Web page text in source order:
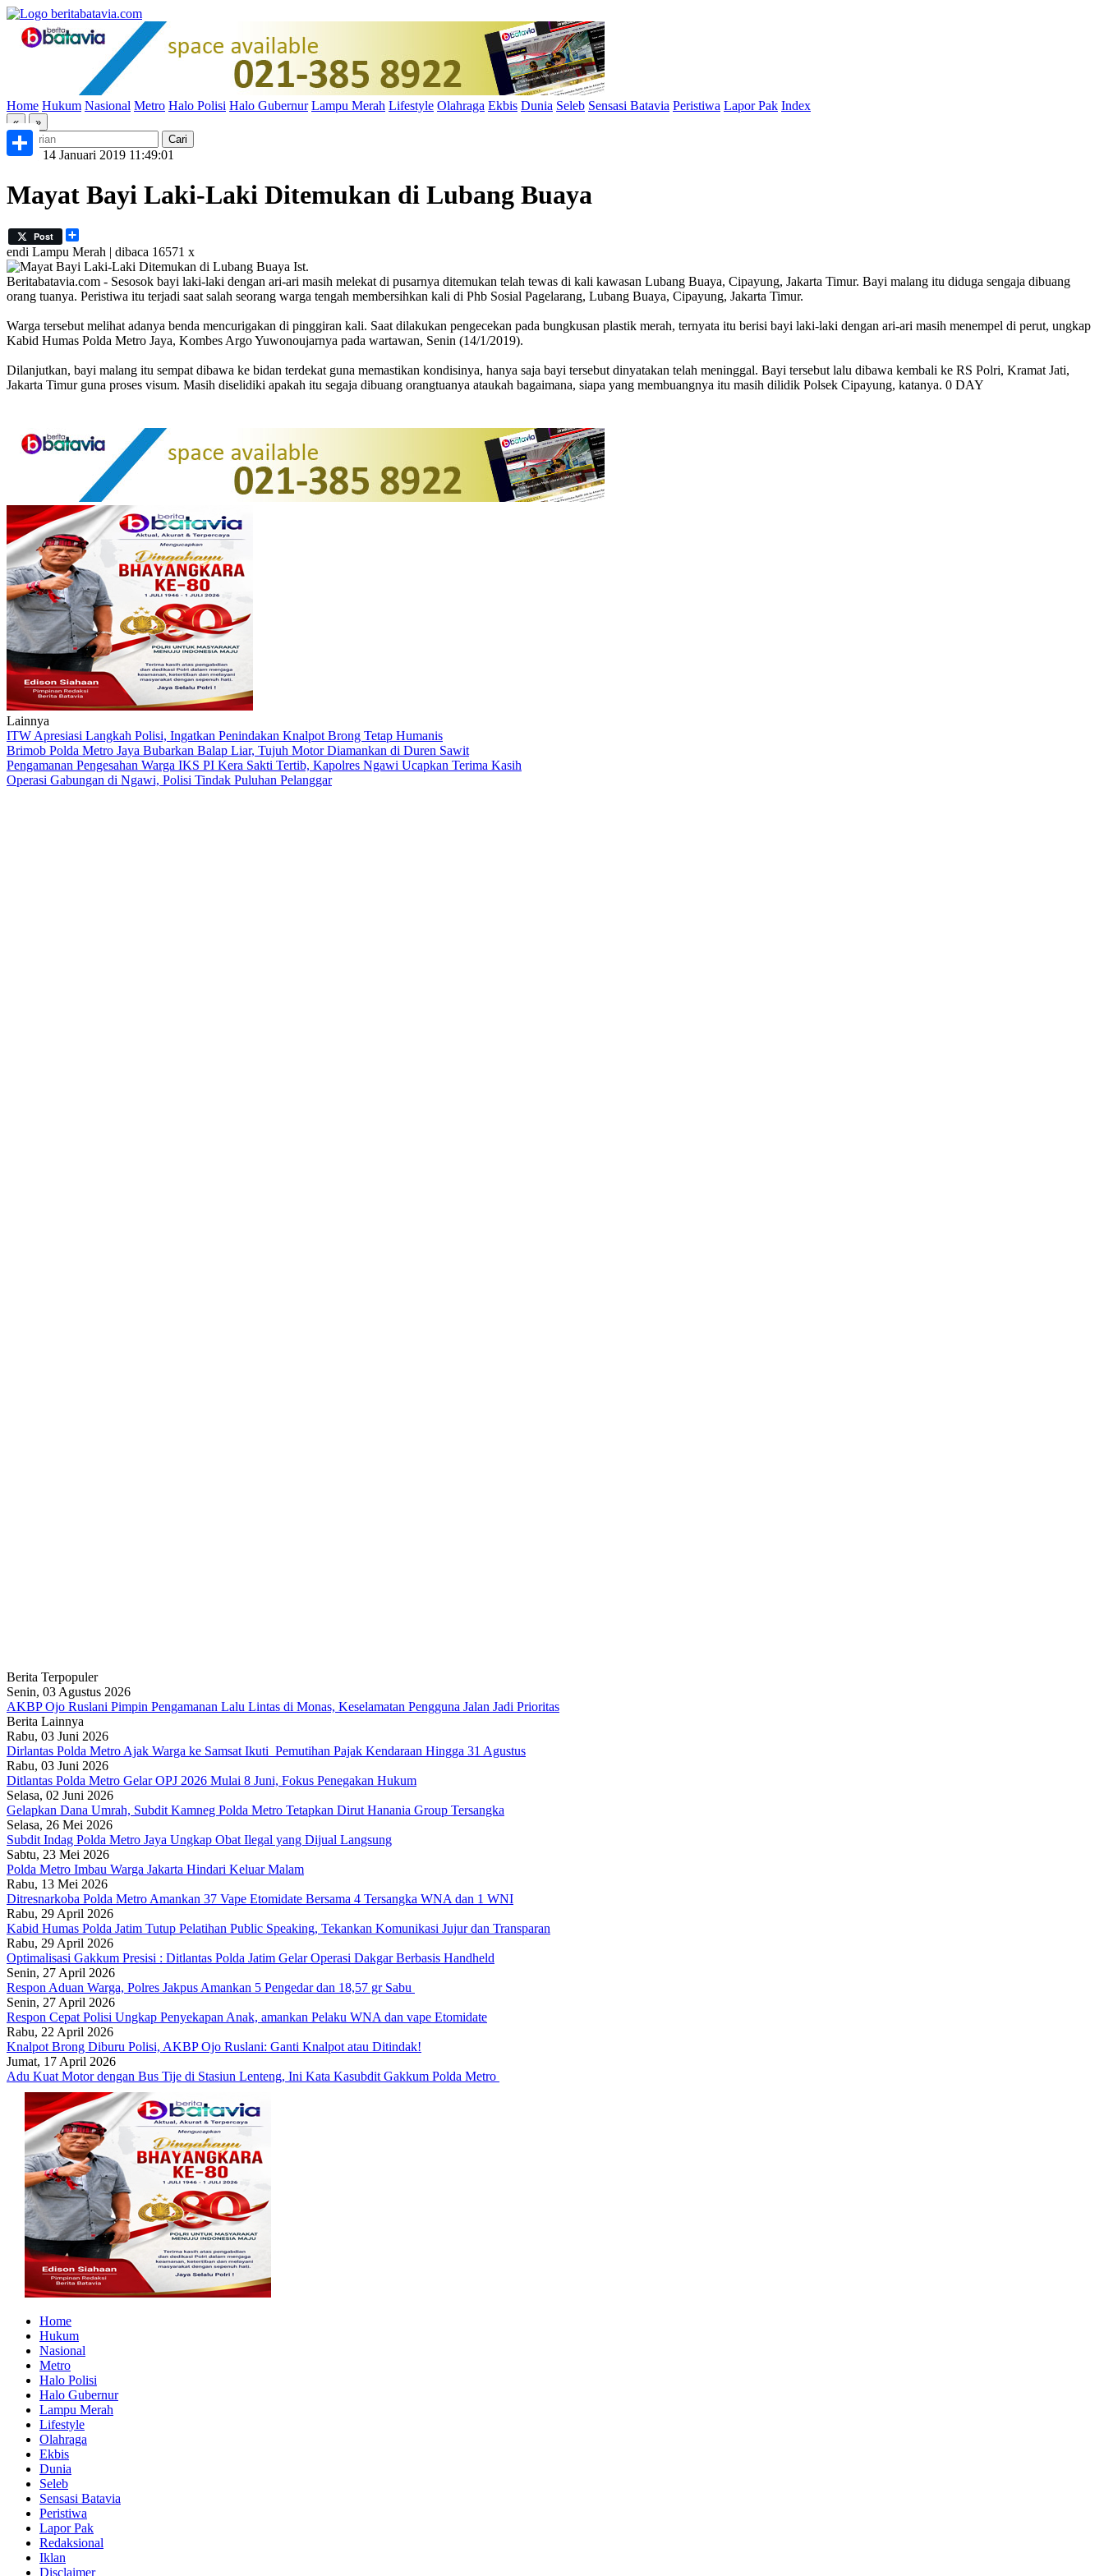
Home Hukum Nasional Metro Halo Polisi Halo Gubernur Lampu Merah Lifestyle Olahraga Ekbis Dunia Seleb Sensasi Batavia Peristiwa Lapor Pak Index
« »
Senin, 14 Januari 2019 11:49:01
Mayat Bayi Laki-Laki Ditemukan di Lubang Buaya
Post
endi Lampu Merah | dibaca 16571 x
Ist.
Beritabatavia.com - Sesosok bayi laki-laki dengan ari-ari masih melekat di pusarnya ditemukan telah tewas di kali kawasan Lubang Buaya, Cipayung, Jakarta Timur. Bayi malang itu diduga sengaja dibuang
orang tuanya. Peristiwa itu terjadi saat salah seorang warga tengah membersihkan kali di Phb Sosial Pagelarang, Lubang Buaya, Cipayung, Jakarta Timur.
Warga tersebut melihat adanya benda mencurigakan di pinggiran kali. Saat dilakukan pengecekan pada bungkusan plastik merah, ternyata itu berisi bayi laki-laki dengan ari-ari masih menempel di perut, ungkap
Kabid Humas Polda Metro Jaya, Kombes Argo Yuwonoujarnya pada wartawan, Senin (14/1/2019).
Dilanjutkan, bayi malang itu sempat dibawa ke bidan terdekat guna memastikan kondisinya, hanya saja bayi tersebut dinyatakan telah meninggal. Bayi tersebut lalu dibawa kembali ke RS Polri, Kramat Jati,
Jakarta Timur guna proses visum. Masih diselidiki apakah itu segaja dibuang orangtuanya ataukah bagaimana, siapa yang membuangnya itu masih dilidik Polsek Cipayung, katanya. 0 DAY
Lainnya
ITW Apresiasi Langkah Polisi, Ingatkan Penindakan Knalpot Brong Tetap Humanis
Brimob Polda Metro Jaya Bubarkan Balap Liar, Tujuh Motor Diamankan di Duren Sawit
Pengamanan Pengesahan Warga IKS PI Kera Sakti Tertib, Kapolres Ngawi Ucapkan Terima Kasih
Operasi Gabungan di Ngawi, Polisi Tindak Puluhan Pelanggar
Berita Terpopuler
Senin, 03 Agustus 2026
AKBP Ojo Ruslani Pimpin Pengamanan Lalu Lintas di Monas, Keselamatan Pengguna Jalan Jadi Prioritas
Berita Lainnya
Rabu, 03 Juni 2026
Dirlantas Polda Metro Ajak Warga ke Samsat Ikuti Pemutihan Pajak Kendaraan Hingga 31 Agustus
Rabu, 03 Juni 2026
Ditlantas Polda Metro Gelar OPJ 2026 Mulai 8 Juni, Fokus Penegakan Hukum
Selasa, 02 Juni 2026
Gelapkan Dana Umrah, Subdit Kamneg Polda Metro Tetapkan Dirut Hanania Group Tersangka
Selasa, 26 Mei 2026
Subdit Indag Polda Metro Jaya Ungkap Obat Ilegal yang Dijual Langsung
Sabtu, 23 Mei 2026
Polda Metro Imbau Warga Jakarta Hindari Keluar Malam
Rabu, 13 Mei 2026
Ditresnarkoba Polda Metro Amankan 37 Vape Etomidate Bersama 4 Tersangka WNA dan 1 WNI
Rabu, 29 April 2026
Kabid Humas Polda Jatim Tutup Pelatihan Public Speaking, Tekankan Komunikasi Jujur dan Transparan
Rabu, 29 April 2026
Optimalisasi Gakkum Presisi : Ditlantas Polda Jatim Gelar Operasi Dakgar Berbasis Handheld
Senin, 27 April 2026
Respon Aduan Warga, Polres Jakpus Amankan 5 Pengedar dan 18,57 gr Sabu
Senin, 27 April 2026
Respon Cepat Polisi Ungkap Penyekapan Anak, amankan Pelaku WNA dan vape Etomidate
Rabu, 22 April 2026
Knalpot Brong Diburu Polisi, AKBP Ojo Ruslani: Ganti Knalpot atau Ditindak!
Jumat, 17 April 2026
Adu Kuat Motor dengan Bus Tije di Stasiun Lenteng, Ini Kata Kasubdit Gakkum Polda Metro
Home
Hukum
Nasional
Metro
Halo Polisi
Halo Gubernur
Lampu Merah
Lifestyle
Olahraga
Ekbis
Dunia
Seleb
Sensasi Batavia
Peristiwa
Lapor Pak
Redaksional
Iklan
Disclaimer